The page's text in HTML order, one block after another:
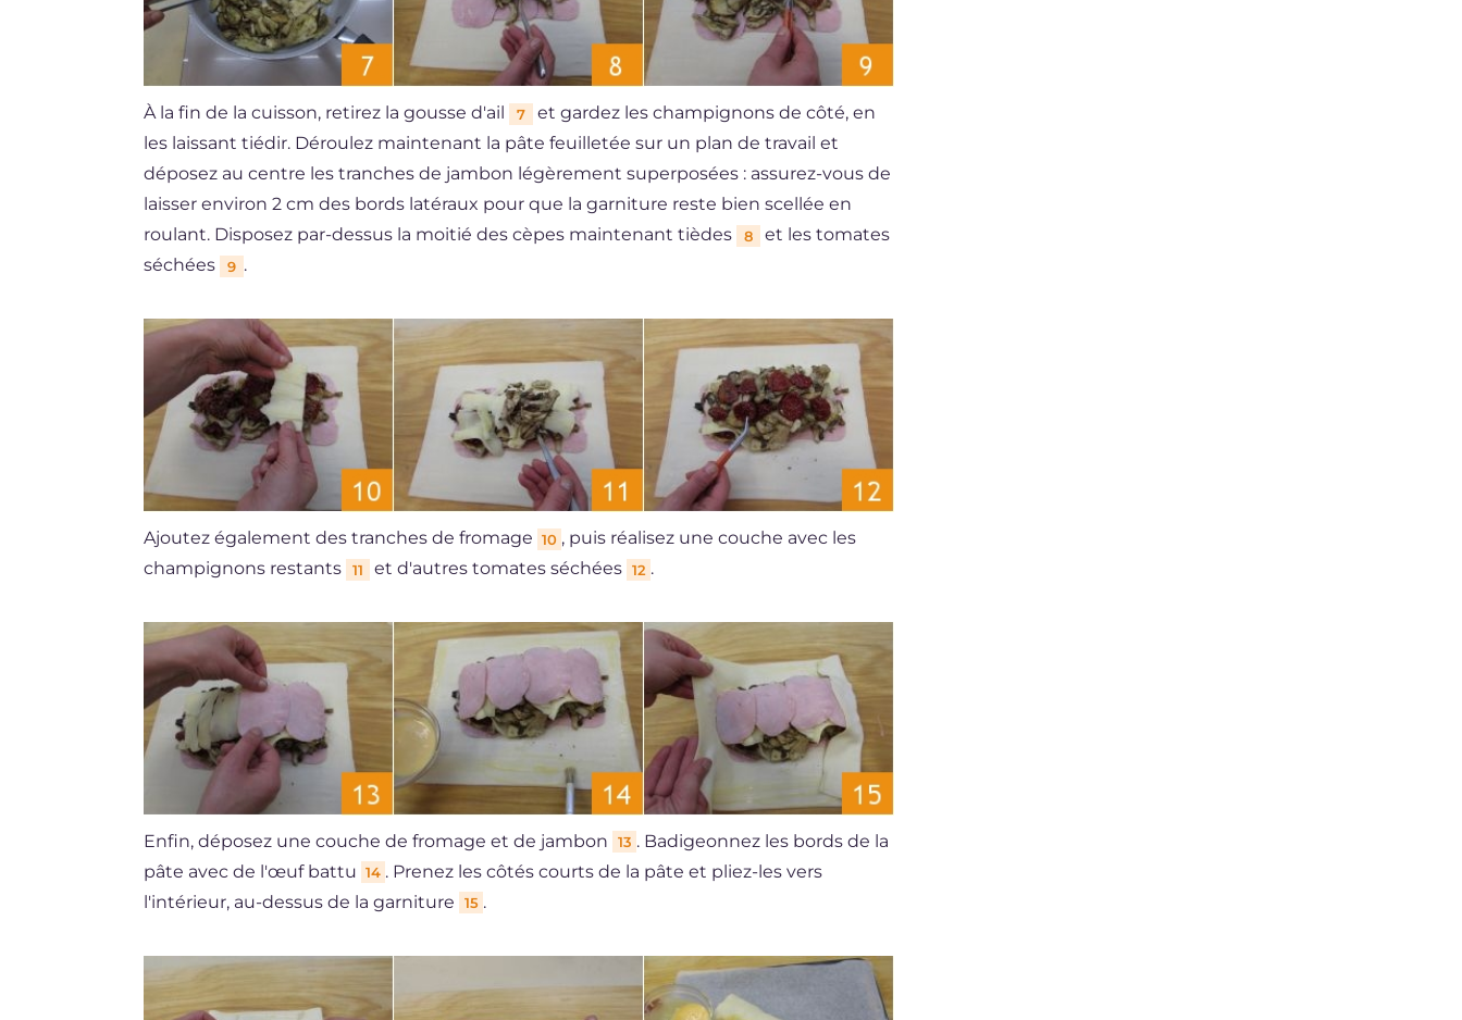
À la fin de la cuisson, retirez la gousse d'ail 7
et gardez les champignons de côté, en
les laissant tiédir. Déroulez maintenant la pâte feuilletée sur un plan de travail et
déposez au centre les tranches de jambon légèrement superposées : assurez-vous de
laisser environ 2 cm des bords latéraux pour que la garniture reste bien scellée en
roulant. Disposez par-dessus la moitié des cèpes maintenant tièdes
8
et les tomates
séchées
9 .
Ajoutez également des tranches de fromage 10 , puis réalisez une couche avec les
champignons restants
11 et d'autres tomates séchées 12 .
Enfin, déposez une couche de fromage et de jambon 13 . Badigeonnez les bords de la
pâte avec de l'œuf battu 14 . Prenez les côtés courts de la pâte et pliez-les vers
l'intérieur, au-dessus de la garniture
15 .